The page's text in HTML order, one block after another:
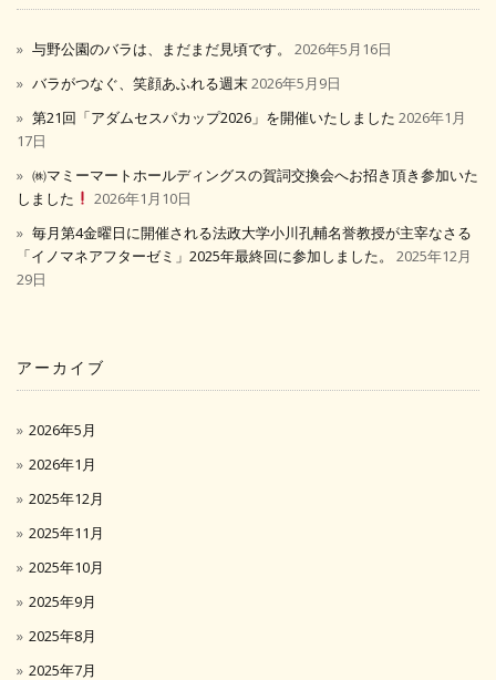
与野公園のバラは、まだまだ見頃です。
2026年5月16日
バラがつなぐ、笑顔あふれる週末2026年5月9日
第21回「アダムセスパカップ2026」を開催いたしました 2026年1月
17日
㈱マミーマートホールディングスの賀詞交換会へお招き頂き参加いた
しました
2026年1月10日
毎月第4金曜日に開催される法政大学小川孔輔名誉教授が主宰なさる
「イノマネアフターゼミ」2025年最終回に参加しました。
2025年12月
29日
アーカイブ
2026年5月
2026年1月
2025年12月
2025年11月
2025年10月
2025年9月
2025年8月
2025年7月